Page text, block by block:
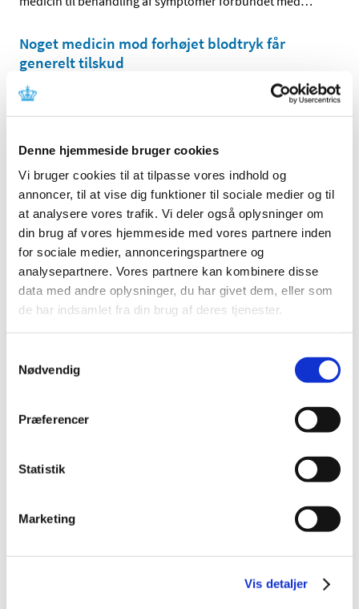
Denne hjemmeside bruger cookies
Vi bruger cookies til at tilpasse vores indhold og
annoncer, til at vise dig funktioner til sociale medier og til
at analysere vores trafik. Vi deler også oplysninger om
din brug af vores hjemmeside med vores partnere inden
for sociale medier, annonceringspartnere og
analysepartnere. Vores partnere kan kombinere disse
data med andre oplysninger, du har givet dem, eller som
de har indsamlet fra din brug af deres tjenester.
Nødvendig
Præferencer
Statistik
Marketing
Vis detaljer
Noget medicin mod forhøjet blodtryk får
generelt tilskud
2. juli 2018
Lægemiddelstyrelsen har besluttet, at medicin, der
indeholder telmisartan, telmisartan+hydrochlorthiazid…
Alle (2505)
2026 (83)
2025 (158)
2024 (224)
2023 (195)
2022 (197)
2020 (263)
oktober (16)
august (6)
juni (13)